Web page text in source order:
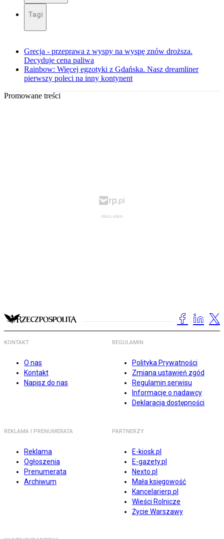
Tagi
Grecja - przeprawa z wyspy na wyspę znów droższa.
Decyduje cena paliwa
Rainbow: Więcej egzotyki z Gdańska. Nasz dreamliner
pierwszy poleci na inny kontynent
Promowane treści
KONTAKT
O nas
Kontakt
Napisz do nas
REGULAMIN
Polityka Prywatności
Zmiana ustawień zgód
Regulamin serwisu
Informacje o nadawcy
Deklaracja dostępności
REKLAMA I PRENUMERATA
Reklama
Ogłoszenia
Prenumerata
Archiwum
PARTNERZY
E-kiosk.pl
E-gazety.pl
Nexto.pl
Mała księgowość
Kancelarierp.pl
Wieści Rolnicze
Życie Warszawy